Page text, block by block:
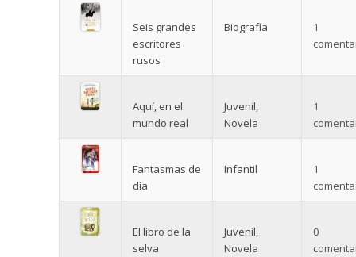
Seis grandes
escritores
rusos
Biografía
1
Aquí, en el
mundo real
Juvenil,
Novela
1
Fantasmas de
día
Infantil
1
El libro de la
selva
Juvenil,
Novela
0